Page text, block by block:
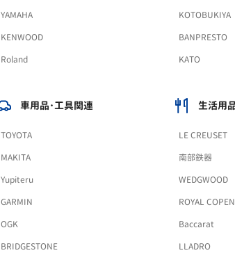
YAMAHA
KENWOOD
Roland
KOTOBUKIYA
BANPRESTO
KATO
車用品･工具関連
TOYOTA
MAKITA
Yupiteru
GARMIN
OGK
BRIDGESTONE
生活用
LE CREUSET
南部鉄器
WEDGWOOD
ROYAL
Baccarat
LLADRO